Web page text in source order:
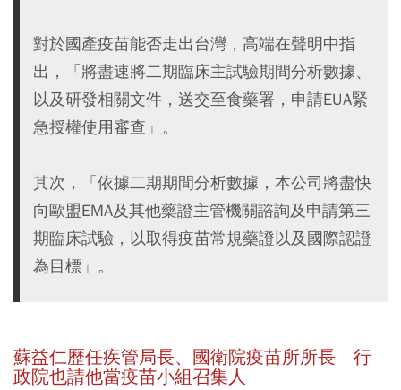
對於國產疫苗能否走出台灣，高端在聲明中指
出，「將盡速將二期臨床主試驗期間分析數據、
以及研發相關文件，送交至食藥署，申請EUA緊
急授權使用審查」。
其次，「依據二期期間分析數據，本公司將盡快
向歐盟EMA及其他藥證主管機關諮詢及申請第三
期臨床試驗，以取得疫苗常規藥證以及國際認證
為目標」。
蘇益仁歷任疾管局長、國衛院疫苗所所長 行
政院也請他當疫苗小組召集人